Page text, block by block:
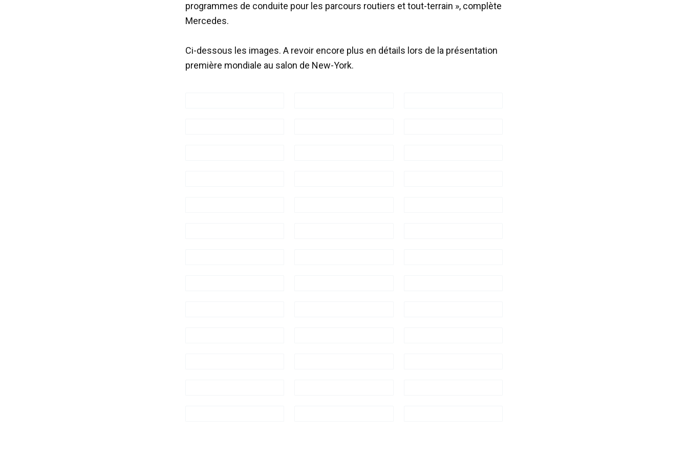
programmes de conduite pour les parcours routiers et tout-terrain », complète
Mercedes.
Ci-dessous les images. A revoir encore plus en détails lors de la présentation
première mondiale au salon de New-York.